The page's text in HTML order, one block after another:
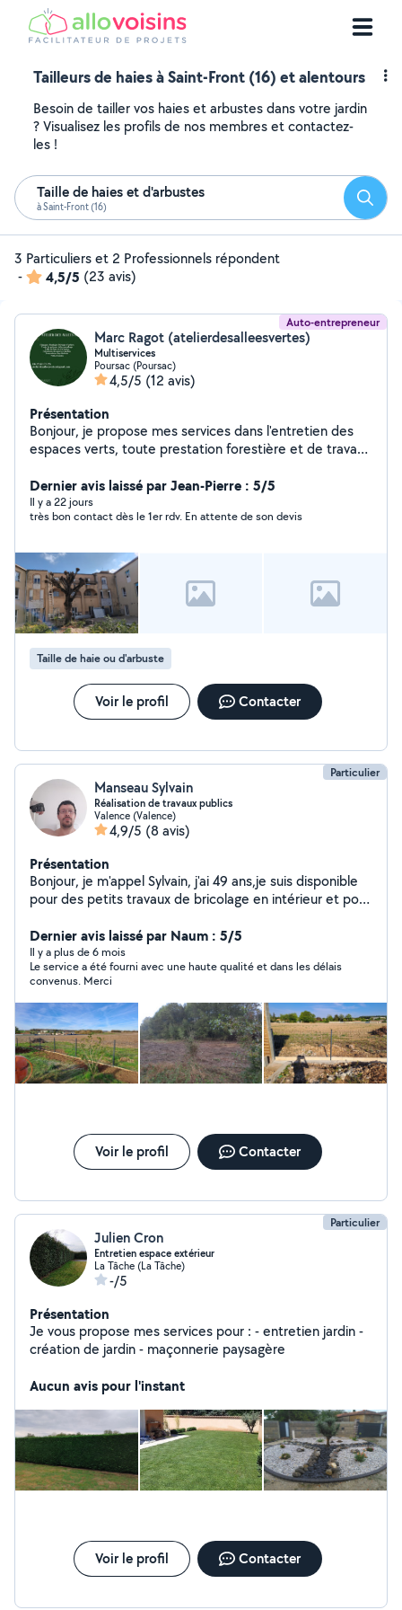
Tailleurs de haies à Saint-Front (16) et alentours
Besoin de tailler vos haies et arbustes dans votre jardin
? Visualisez les profils de nos membres et contactez-
les !
Taille de haies et d'arbustes
à Saint-Front (16)
3 Particuliers et 2 Professionnels répondent
-
4,5/5 (23 avis)
Auto-entrepreneur
Marc Ragot (atelierdesalleesvertes)
Multiservices
Poursac (Poursac)
4,5/5 (12 avis)
Présentation
Bonjour, je propose mes services dans l'entretien des
espaces verts, toute prestation forestière et de travaux
contacter.
Dernier avis laissé par Jean-Pierre : 5/5
Il y a 22 jours
très bon contact dès le 1er rdv. En attente de son devis
Taille de haie ou d'arbuste
Voir le profil Contacter
Particulier
Manseau Sylvain
Réalisation de travaux publics
Valence (Valence)
4,9/5 (8 avis)
Présentation
Bonjour, je m'appel Sylvain, j'ai 49 ans,je suis disponible
pour des petits travaux de bricolage en intérieur et pour
Dernier avis laissé par Naum : 5/5
Il y a plus de 6 mois
Le service a été fourni avec une haute qualité et dans les délais
convenus. Merci
Voir le profil Contacter
Particulier
Julien Cron
Entretien espace extérieur
La Tâche (La Tâche)
-/5
Présentation
Je vous propose mes services pour : - entretien jardin -
création de jardin - maçonnerie paysagère
Aucun avis pour l'instant
Voir le profil Contacter